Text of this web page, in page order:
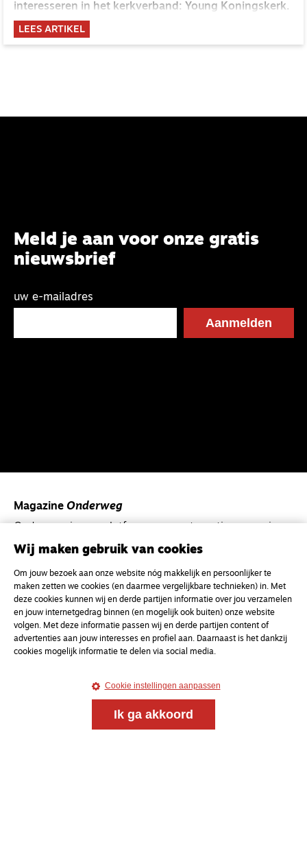
interesseren in het kerkverband: Young Koningskerk.
LEES ARTIKEL
Meld je aan voor onze gratis
nieuwsbrief
uw e-mailadres
Magazine Onderweg
Onderweg is een platform voor ontmoeting, vorming
voor de Nederlandse Gereformeerde Kerken.
Magazine Onderweg
Kvk-nummer 33277063
NL46 INGB 0117 5827 86
info@onderwegonline.nl
Wij maken gebruik van cookies
Om jouw bezoek aan onze website nóg makkelijk en persoonlijker te
maken zetten we cookies (en daarmee vergelijkbare technieken) in. Met
deze cookies kunnen wij en derde partijen informatie over jou verzamelen
en jouw internetgedrag binnen (en mogelijk ook buiten) onze website
volgen. Met deze informatie passen wij en derde partijen content of
advertenties aan jouw interesses en profiel aan. Daarnaast is het dankzij
cookies mogelijk informatie te delen via social media.
Cookie instellingen aanpassen
Ik ga akkoord